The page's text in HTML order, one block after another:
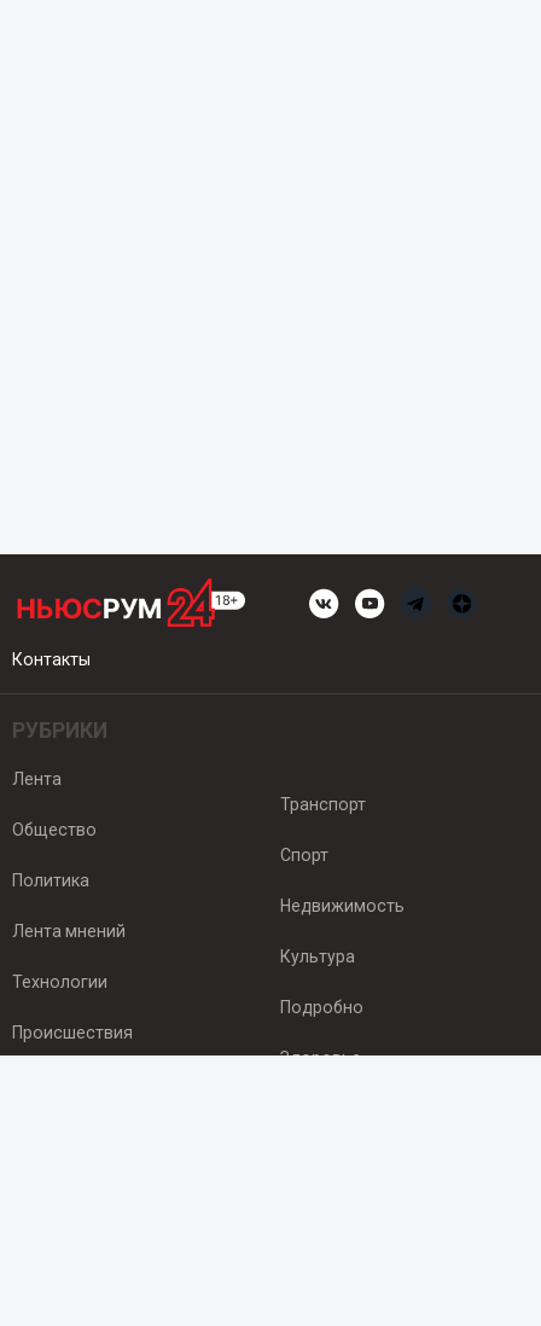
Контакты
РУБРИКИ
Лента
Общество
Политика
Лента мнений
Технологии
Происшествия
Транспорт
Спорт
Недвижимость
Культура
Подробно
Здоровье